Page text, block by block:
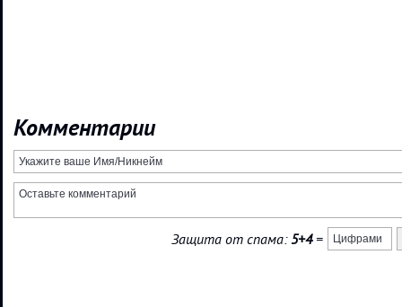
Комментарии
Защита от спама:5+4=